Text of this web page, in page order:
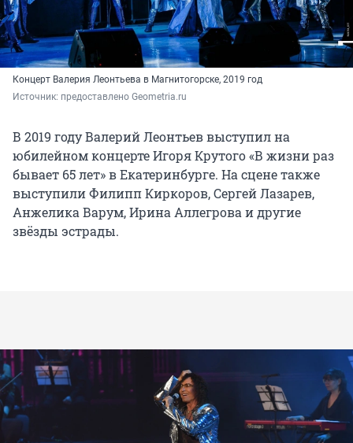
Концерт Валерия Леонтьева в Магнитогорске, 2019 год
Источник: предоставлено Geometria.ru
В 2019 году Валерий Леонтьев выступил на
юбилейном концерте Игоря Крутого «В жизни раз
бывает 65 лет» в Екатеринбурге. На сцене также
выступили Филипп Киркоров, Сергей Лазарев,
Анжелика Варум, Ирина Аллегрова и другие
звёзды эстрады.